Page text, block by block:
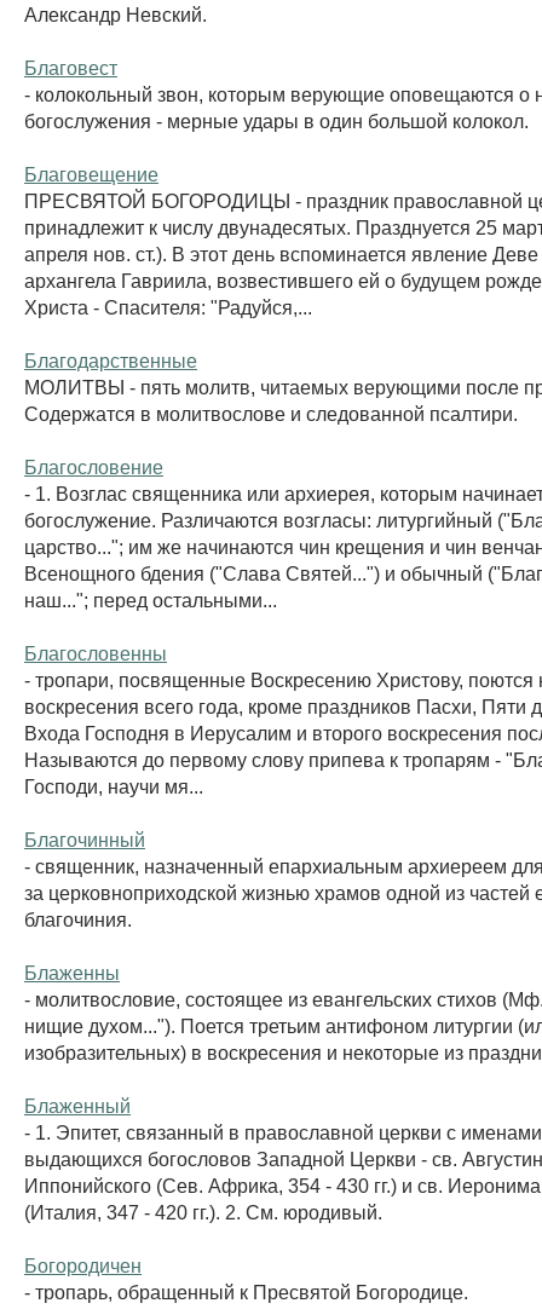
Александр Невский.
Благовест
- колокольный звон, которым верующие оповещаются о
богослужения - мерные удары в один большой колокол.
Благовещение
ПРЕСВЯТОЙ БОГОРОДИЦЫ - праздник православной
принадлежит к числу двунадесятых. Празднуется 25
апреля нов. ст.). В этот день вспоминается явление
архангела Гавриила, возвестившего ей о будущем
Христа - Спасителя: "Радуйся,...
Благодарственные
МОЛИТВЫ - пять молитв, читаемых верующими после
Содержатся в молитвослове и следованной псалтири.
Благословение
- 1. Возглас священника или архиерея, которым
богослужение. Различаются возгласы: литургийный
царство..."; им же начинаются чин крещения и чин
Всенощного бдения ("Слава Святей...") и обычный
наш..."; перед остальными...
Благословенны
- тропари, посвященные Воскресению Христову, поются
воскресения всего года, кроме праздников Пасхи, Пяти
Входа Господня в Иерусалим и второго воскресения
Называются до первому слову припева к тропарям -
Господи, научи мя...
Благочинный
- священник, назначенный епархиальным архиереем
за церковноприходской жизнью храмов одной из частей
благочиния.
Блаженны
- молитвословие, состоящее из евангельских стихов
нищие духом..."). Поется третьим антифоном литургии
изобразительных) в воскресения и некоторые из
Блаженный
- 1. Эпитет, связанный в православной церкви с
выдающихся богословов Западной Церкви - св.
Иппонийского (Сев. Африка, 354 - 430 гг.) и св.
(Италия, 347 - 420 гг.). 2. См. юродивый.
Богородичен
- тропарь, обращенный к Пресвятой Богородице.